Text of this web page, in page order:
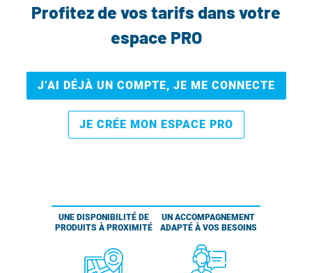
Profitez de vos tarifs dans votre
espace PRO
J’AI DÉJÀ UN COMPTE, JE ME CONNECTE
JE CRÉE MON ESPACE PRO
UNE DISPONIBILITÉ DE
PRODUITS À PROXIMITÉ
UN ACCOMPAGNEMENT
ADAPTÉ À VOS BESOINS